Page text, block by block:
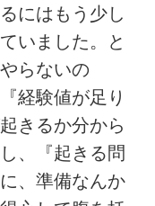
にはもう少し
いました。と
らないの
経験値が足り
きるか分から
、『起きる問
、準備なんか